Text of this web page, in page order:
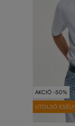
AKCIÓ -50%
UTOLSÓ ESÉLY